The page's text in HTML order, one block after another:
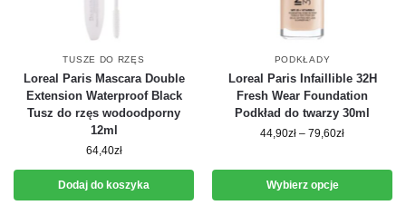
TUSZE DO RZĘS
Loreal Paris Mascara Double
Extension Waterproof Black
Tusz do rzęs wodoodporny
12ml
64,40zł
Dodaj do koszyka
PODKŁADY
Loreal Paris Infaillible 32H
Fresh Wear Foundation
Podkład do twarzy 30ml
44,90zł – 79,60zł
Wybierz opcje